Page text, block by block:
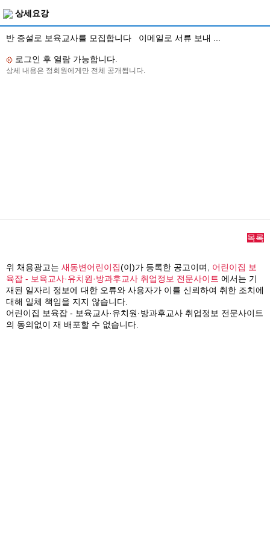
상세요강
반 증설로 보육교사를 모집합니다 이메일로 서류 보내 ...
로그인 후 열람 가능합니다.
상세 내용은 정회원에게만 전체 공개됩니다.
목록
위 채용광고는 새동변어린이집(이)가 등록한 공고이며, 어린이집 보
육잡 - 보육교사·유치원·방과후교사 취업정보 전문사이트 에서는 기
재된 일자리 정보에 대한 오류와 사용자가 이를 신뢰하여 취한 조치에
대해 일체 책임을 지지 않습니다.
어린이집 보육잡 - 보육교사·유치원·방과후교사 취업정보 전문사이트
의 동의없이 재 배포할 수 없습니다.